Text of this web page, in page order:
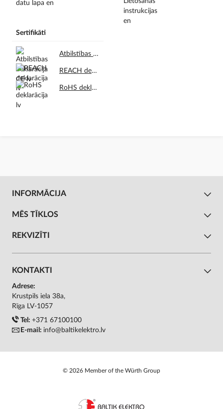
Sertifikāti
Atbilstības deklarācija CE lv.pdf
REACH deklarācija lv.pdf
RoHS deklarācija lv.pdf
INFORMĀCIJA
MĒS TĪKLOS
REKVIZĪTI
KONTAKTI
Adrese:
Krustpils iela 38a,
Rīga LV-1057
Tel: +371 67100100
E-mail: info@baltikelektro.lv
© 2026 Member of the Würth Group